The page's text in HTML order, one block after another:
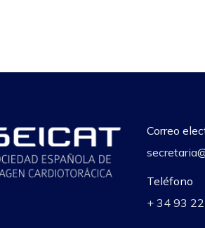
Correo
Teléfono
+ 34 93